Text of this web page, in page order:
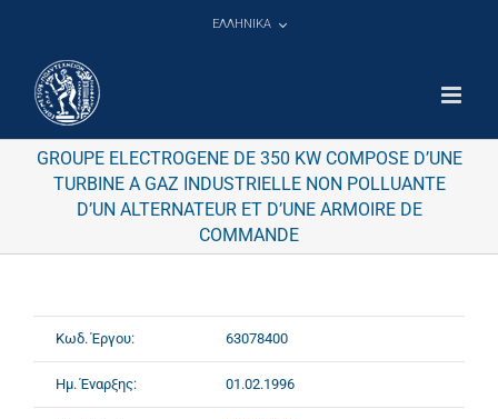
ΕΛΛΗΝΙΚΑ
GROUPE ELECTROGENE DE 350 KW COMPOSE D’UNE
TURBINE A GAZ INDUSTRIELLE NON POLLUANTE
D’UN ALTERNATEUR ET D’UNE ARMOIRE DE
COMMANDE
Κωδ. Έργου: 63078400
Ημ. Έναρξης: 01.02.1996